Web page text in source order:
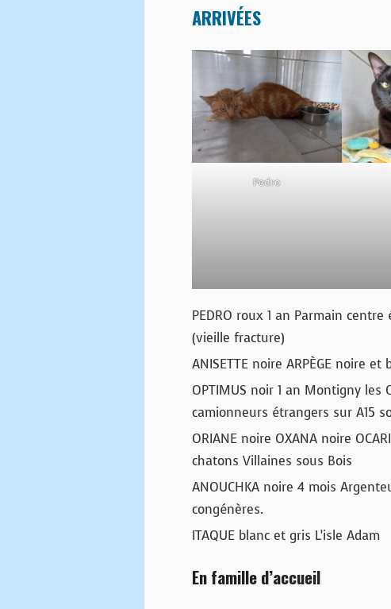
ARRIVÉES
Pedro
PEDRO roux 1 an Parmain
(vieille fracture)
ANISETTE noire ARPÈGE noire
OPTIMUS noir 1 an Montigny les
camionneurs étrangers sur A15
ORIANE noire OXANA noire
chatons Villaines sous Bois
ANOUCHKA noire 4 mois
congénères.
ITAQUE blanc et gris L’isle Adam
En famille d’accueil